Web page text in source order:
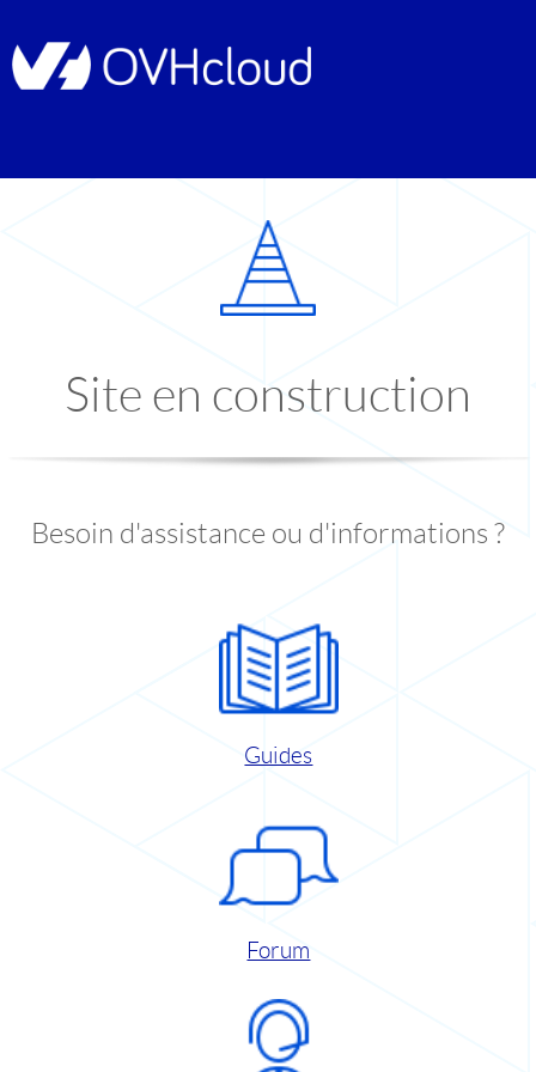
Site en construction
Besoin d'assistance ou d'informations ?
Guides
Forum